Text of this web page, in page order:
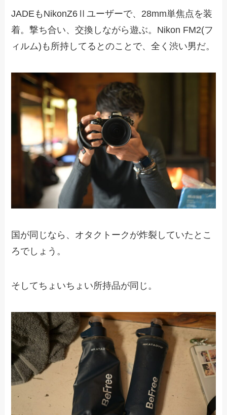
JADEもNikonZ6Ⅱユーザーで、28mm単焦点を装
着。撃ち合い、交換しながら遊ぶ。Nikon FM2(フ
ィルム)も所持してるとのことで、全く渋い男だ。
国が同じなら、オタクトークが炸裂していたとこ
ろでしょう。
そしてちょいちょい所持品が同じ。